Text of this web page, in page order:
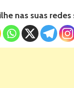
nas suas redes